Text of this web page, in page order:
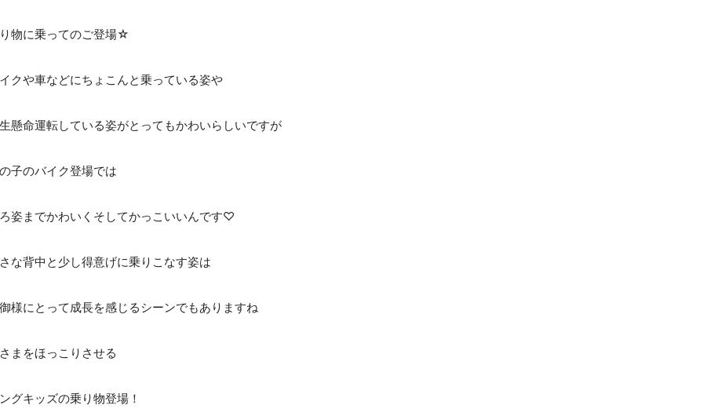
物に乗ってのご登場☆
クや車などにちょこんと乗っている姿や
懸命運転している姿がとってもかわいらしいですが
子のバイク登場では
姿までかわいくそしてかっこいいんです♡
な背中と少し得意げに乗りこなす姿は
様にとって成長を感じるシーンでもありますね
まをほっこりさせる
グキッズの乗り物登場！